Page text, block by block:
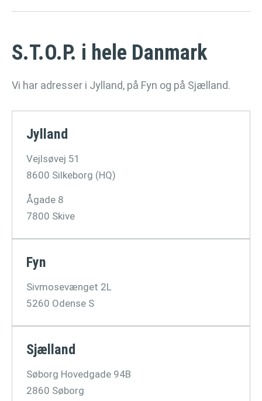
S.T.O.P. i hele Danmark
Vi har adresser i Jylland, på Fyn og på Sjælland.
Jylland
Vejlsøvej 51
8600 Silkeborg (HQ)
Ågade 8
7800 Skive
Fyn
Sivmosevænget 2L
5260 Odense S
Sjælland
Søborg Hovedgade 94B
2860 Søborg